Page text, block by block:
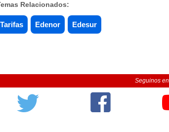
Relacionados:
Tarifas Edenor Edesur
Seguinos